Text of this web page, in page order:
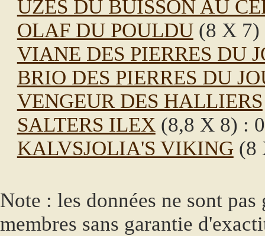
UZES DU BUISSON AU
OLAF DU POULDU(8 X 7)
VIANE DES PIERRES DU
BRIO DES PIERRES DU
VENGEUR DES HALLIERS
SALTERS ILEX (8,8 X 8) :
KALVSJOLIA'S VIKING(8
Note : les données ne sont
membres sans garantie